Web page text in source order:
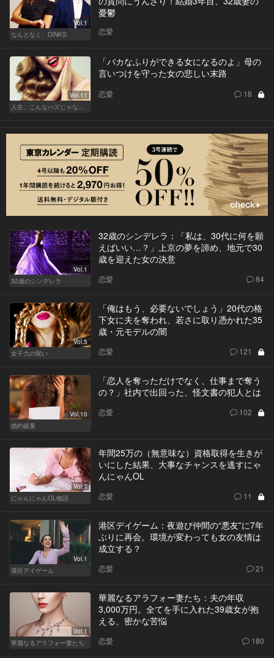
Vol.1
なんとなく、DINKS
憂鬱
恋愛
Vol.11
人生、こんなハズじゃなかった。～ハイスペの憂鬱～
「バカなふりができる女になるのよ」母の
言いつけを守った女の悲しい末路
恋愛 18
Vol.1
32歳のシンデレラ
32歳のシンデレラ：「私は、30代に何を願
えばいい…？」上京の夢を諦め、地元で30
歳を迎えた女の決意
恋愛 84
Vol.5
女子力の呪い
「俺はもう、必要ないでしょう」20代の格
下女に夫を奪われ、若さに取り憑かれた35
歳・元モデルの闇
恋愛 121
Vol.10
婚約破棄
「恋人を奪っただけでなく、仕事まで奪う
の？」社内で出回った、怪文書の犯人とは
恋愛 102
Vol.7
にゃんにゃんOL物語
年間25万の（無意味な）資格取得を生きが
いにした結果、大事なチャンスを逃すにゃ
んにゃんOL
恋愛 11
Vol.1
港区デイゲーム
港区デイゲーム：夜遊び仲間の“悪友”に7年
ぶりに再会。環境が変わっても女の友情は
成立する？
恋愛 21
Vol.1
華麗なるアラフォー妻たち
華麗なるアラフォー妻たち：夫の年収
3,000万円。全てを手に入れた39歳女が抱
える、密かな苦悩
恋愛 180